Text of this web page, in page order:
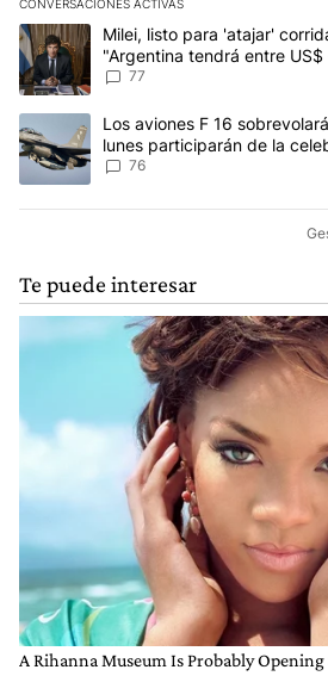
CONVERSACIONES ACTIVAS
Este listado muestra los artículos con
Un artículo de tendencia con el título
Milei, listo para 'atajar'
"Argentina tendrá entre
77
Un artículo de tendencia con el título
Los aviones F 16
lunes participarán de la
Aérea
76